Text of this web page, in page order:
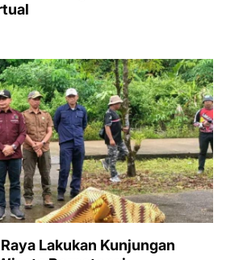
Lakukan Kunjungan